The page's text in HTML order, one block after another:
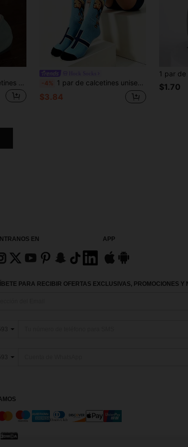
DAZY 1/3 pares de calcetines de malla de verano con volantes de encaje para mujer, blancos, transpirables y versátiles para el otoño -4% 1 par de calcetines unisex de media pantorrilla con estampado 360° versión Q, calcetines versátiles para parejas de fans de fútbol, calcetines de media pantorrilla con estampado de fútbol Haaland versión Q
$3.84
$1.70
EN APP
PARA RECIBIR OFERTAS EXCLUSIVAS, PROMOCIONES Y